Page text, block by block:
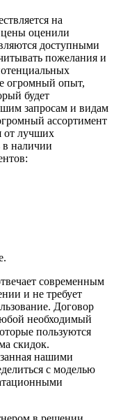
на
оценили
доступными
пожелания и
огромный опыт,
будет
запросам и видам
ассортимент
от лучших
в наличии
современным
и не требует
Договор
необходимый
пользуются
скидок.
нашими
с моделью